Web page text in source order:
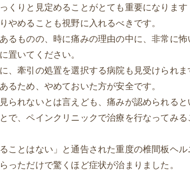
くりと見定めることがとても重要になります
やめることも視野に入れるべきです。
るものの、時に痛みの理由の中に、非常に怖
置いてください。
、牽引の処置を選択する病院も見受けられま
ため、やめておいた方が安全です。
られないとは言えども、痛みが認められると
で、ペインクリニックで治療を行なってみる
ことはない」と通告された重度の椎間板ヘル
ただけで驚くほど症状が治まりました。